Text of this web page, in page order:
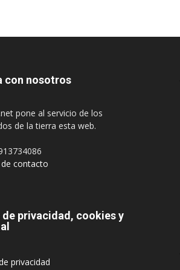
con nosotros
pone al servicio de los
de la tierra esta web.
contacto
privacidad, cookies y
privacidad